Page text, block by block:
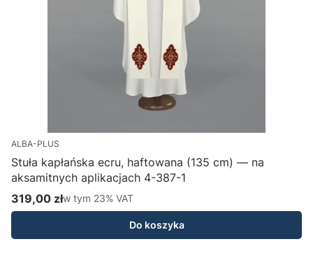
ALBA-PLUS
Stuła kapłańska ecru, haftowana (135 cm) — na
aksamitnych aplikacjach 4-387-1
Cena brutto
319,00 złw tym %s VAT
w tym 23% VAT
Do koszyka